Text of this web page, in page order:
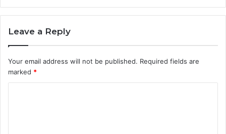
Leave a Reply
Your email address will not be published. Required fields are
marked *